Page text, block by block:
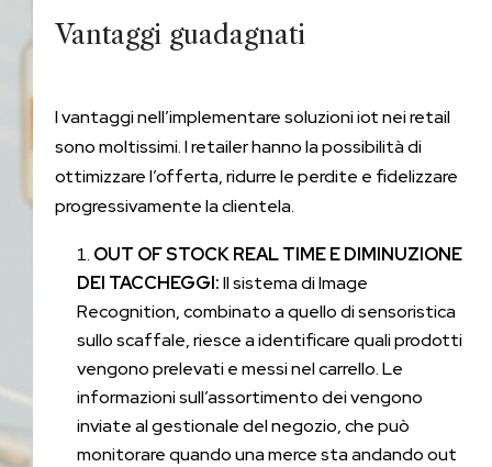
Vantaggi guadagnati
I vantaggi nell’implementare soluzioni iot nei retail
sono moltissimi. I retailer hanno la possibilità di
ottimizzare l’offerta, ridurre le perdite e fidelizzare
progressivamente la clientela.
OUT OF STOCK REAL TIME E DIMINUZIONE
DEI TACCHEGGI:Il sistema di Image
Recognition, combinato a quello di sensoristica
sullo scaffale, riesce a identificare quali prodotti
vengono prelevati e messi nel carrello. Le
informazioni sull’assortimento dei vengono
inviate al gestionale del negozio, che può
monitorare quando una merce sta andando out